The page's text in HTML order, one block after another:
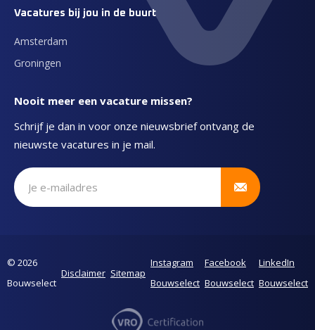
Vacatures bij jou in de buurt
Amsterdam
Groningen
Nooit meer een vacature missen?
Schrijf je dan in voor onze nieuwsbrief ontvang de
nieuwste vacatures in je mail.
Schrijf je in voor onze nieuwsbrief
© 2026
Bouwselect
Disclaimer Sitemap
Instagram
Bouwselect
Facebook
Bouwselect
LinkedIn
Bouwselect